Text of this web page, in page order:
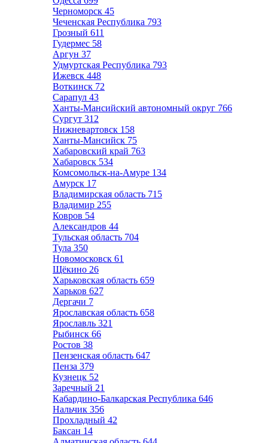
Черноморск 45
Чеченская Республика 793
Грозный 611
Гудермес 58
Аргун 37
Удмуртская Республика 793
Ижевск 448
Воткинск 72
Сарапул 43
Ханты-Мансийский автономный округ 766
Сургут 312
Нижневартовск 158
Ханты-Мансийск 75
Хабаровский край 763
Хабаровск 534
Комсомольск-на-Амуре 134
Амурск 17
Владимирская область 715
Владимир 255
Ковров 54
Александров 44
Тульская область 704
Тула 350
Новомосковск 61
Щёкино 26
Харьковская область 659
Харьков 627
Дергачи 7
Ярославская область 658
Ярославль 321
Рыбинск 66
Ростов 38
Пензенская область 647
Пенза 379
Кузнецк 52
Заречный 21
Кабардино-Балкарская Республика 646
Нальчик 356
Прохладный 42
Баксан 14